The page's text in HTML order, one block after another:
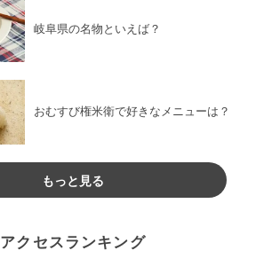
岐阜県の名物といえば？
おむすび権米衛で好きなメニューは？
もっと見る
アクセスランキング